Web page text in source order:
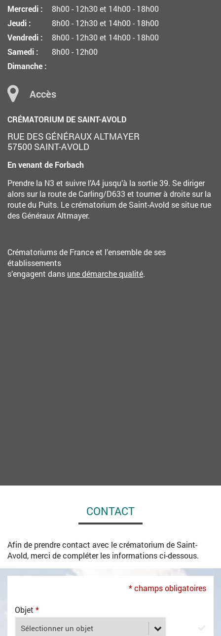
Mercredi :
8h00 - 12h30 et 14h00 - 18h00
Jeudi :
8h00 - 12h30 et 14h00 - 18h00
Vendredi :
8h00 - 12h30 et 14h00 - 18h00
Samedi :
8h00 - 12h00
Dimanche :
Accès
CRÉMATORIUM DE SAINT-AVOLD
RUE DES GÉNÉRAUX ALTMAYER
57500 SAINT-AVOLD
En venant de Forbach
Prendre la N3 et suivre l’A4 jusqu’à la sortie 39. Se diriger
alors sur la route de Carling/D633 et tourner à droite sur la
route du Puits. Le crématorium de Saint-Avold se situe rue
des Généraux Altmayer.
Crématoriums de France et l’ensemble de ses
établissements
s’engagent dans une démarche qualité.
CONTACT
Afin de prendre contact avec le crématorium de Saint-
Avold, merci de compléter les informations ci-dessous.
* champs obligatoires
Objet *